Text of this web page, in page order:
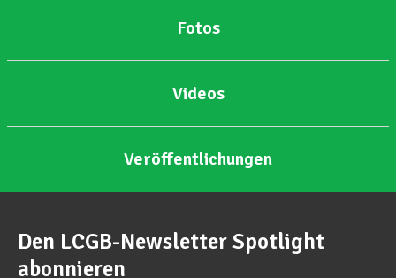
Fotos
Videos
Veröffentlichungen
Den LCGB-Newsletter Spotlight
abonnieren